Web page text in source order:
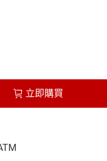
立即購買